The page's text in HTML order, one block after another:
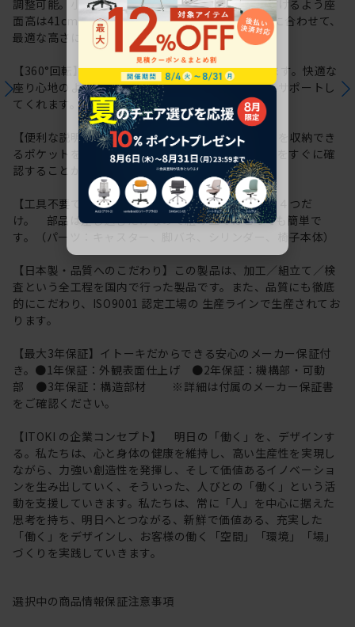
調整可能。小柄な体格の方でも快適にお座りいただけるよう座
面高は41cmから調整可能です。利用シーンや体格に合わせて、
最適な高さに調整いただけます。
【360°回転】座ったままくるっと向きを変えられます。快適な
座り心地のよさで長時間のデスクワークもしっかりサポートし
てくれます。
【便利な説明書収納ポケット】座面裏に取扱説明書を収納でき
るポケットを用意しています。操作方法や各種情報をすぐに確
認することができるので便利です。
【工具不要でかんたん組み立て】パーツはたったの４つだ
け。 部品は差し込むだけなので組み立てはとっても簡単で
す。（パーツ：キャスター、脚バネ、シリンダー、椅子本体）
【日本製・品質へのこだわり】この製品は、加工／組立て／検
査という全工程を国内で行った製品です。また、品質にも徹底
的にこだわり、ISO9001 認定工場の 生産ラインで生産されてお
ります。
【最大3年保証】イトーキだからできる安心のメーカー保証付
き。●1年保証：外観表面仕上げ ●2年保証：機構部・可動
部 ●3年保証：構造部材 ※詳細は付属のメーカー保証書
をご確認ください。
【ITOKI の企業コンセプト】 明日の「働く」を、デザインす
る。私たちは、心と身体の健康を維持し、高い生産性を実現し
ながら、力強い創造性を発揮し、そして価値あるイノベーショ
ンを生み出していく、そういった、人びとの「働く」という活
動を支援していきます。私たちは、常に「人」を中心に据えた
思考を持ち、明日へとつながる、新鮮で価値ある、充実した
「働く」をデザインし、お客様の働く「空間」「環境」「場」
づくりを実践していきます。
選択中の商品情報保証注意事項